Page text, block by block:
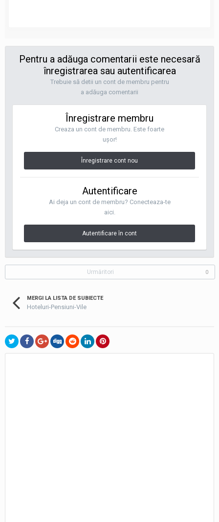
Pentru a adăuga comentarii este necesară
înregistrarea sau autentificarea
Trebuie să detii un cont de membru pentru
a adăuga comentarii
Înregistrare membru
Creaza un cont de membru. Este foarte
uşor!
Înregistrare cont nou
Autentificare
Ai deja un cont de membru? Conecteaza-te
aici.
Autentificare în cont
Urmăritori 0
MERGI LA LISTA DE SUBIECTE
Hoteluri-Pensiuni-Vile